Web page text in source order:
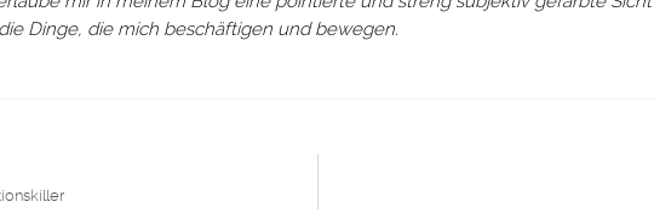
Dinge, die mich beschäftigen und bewegen.